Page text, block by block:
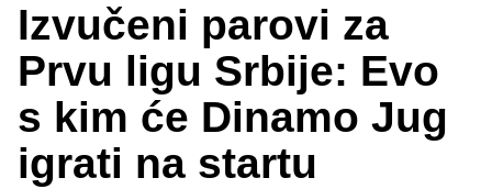
Izvučeni parovi za
Prvu ligu Srbije: Evo
s kim će Dinamo Jug
igrati na startu